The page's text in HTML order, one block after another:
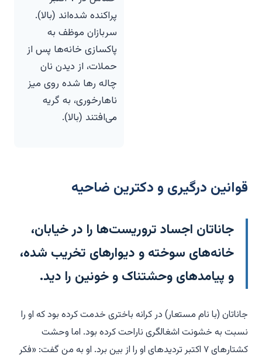
پراکنده شده‌اند (بالا).
سربازان موظف به
پاکسازی خانه‌ها پس از
حملات، از دیدن نان
چاله رها شده روی میز
ناهارخوری، به گریه
می‌افتند (بالا).
قوانین درگیری و دکترین ضاحیه
جاناتان اجساد تروریست‌ها را در خیابان،
خانه‌های سوخته و دیوارهای تخریب شده،
و پیامدهای وحشتناک و خونین را دید.
جاناتان (با نام مستعار) در کرانه باختری خدمت کرده بود که او را
نسبت به خشونت اشغالگری ناراحت کرده بود. اما وحشت
کشتارهای ۷ اکتبر تردیدهای او را از بین برد. او به من گفت: «فکر